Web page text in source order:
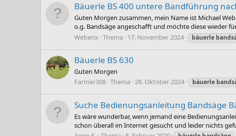
Bäuerle BS 400 untere Bandführung
Guten Morgen zusammen, mein Name ist Michael
o.g. Bandsäge angeschafft und möchte diese wieder
Weberix Thema 17. November 2024 bäuerle
Bäuerle BS 630
Guten Morgen
Farmer308 Thema 28. Oktober 2024 bäuerle
Suche Bedienungsanleitung Bandsäge
Es wäre wunderbar, wenn jemand eine
schon überall im Internet gesucht und leider nichts